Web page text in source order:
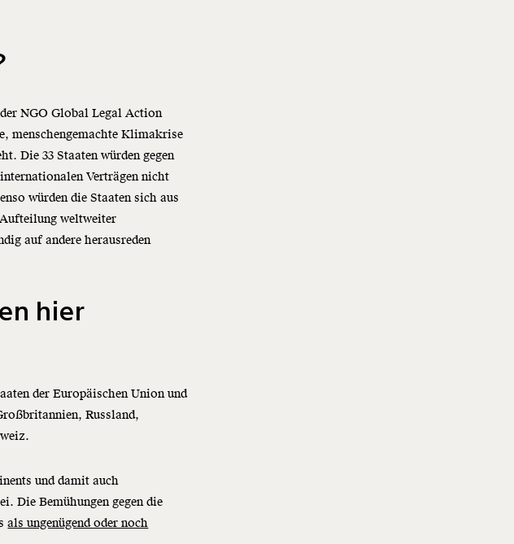
NGO Global Legal Action
menschengemachte Klimakrise
Die 33 Staaten würden gegen
Verträgen nicht
würden die Staaten sich aus
weltweiter
auf andere herausreden
hier
der Europäischen Union und
Russland,
und damit auch
Die Bemühungen gegen die
als ungenügend oder noch